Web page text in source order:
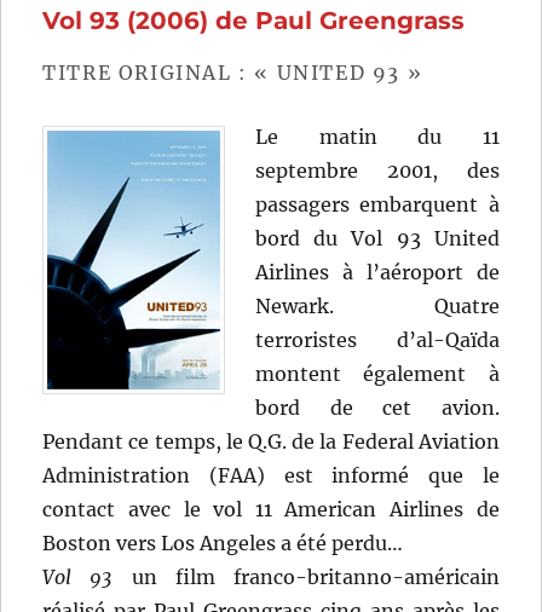
Emmerich
Vol 93 (2006) de Paul Greengrass
TITRE ORIGINAL : « UNITED 93 »
Le matin du 11
septembre 2001, des
passagers embarquent à
bord du Vol 93 United
Airlines à l’aéroport de
Newark. Quatre
terroristes d’al-Qaïda
montent également à
bord de cet avion.
Pendant ce temps, le Q.G. de la Federal Aviation
Administration (FAA) est informé que le
contact avec le vol 11 American Airlines de
Boston vers Los Angeles a été perdu…
Vol 93 un film franco-britanno-américain